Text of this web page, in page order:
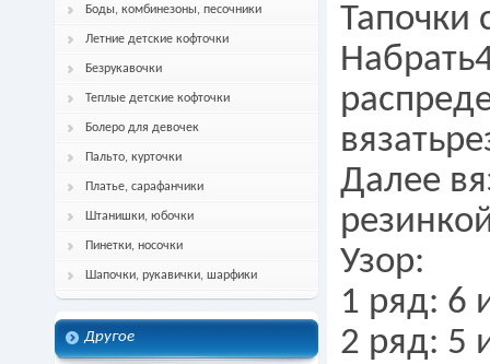
Боды, комбинезоны, песочники
Летние детские кофточки
Безрукавочки
Теплые детские кофточки
Болеро для девочек
Пальто, курточки
Платье, сарафанчики
Штанишки, юбочки
Пинетки, носочки
Шапочки, рукавички, шарфики
Другое
Тапочки
Далее
Узор:
1 ряд: 6
2 ряд: 5